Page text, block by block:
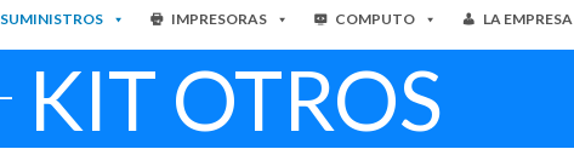
SUMINISTROS IMPRESORAS COMPUTO LA EMPRESA
KIT OTROS